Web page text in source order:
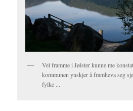
Vel framme i Jølster kunne me
kommunen ynskjer å framheva seg
fylke ...